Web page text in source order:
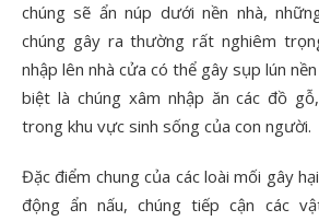
chúng sẽ ẩn núp dưới nền nhà,
chúng gây ra thường rất nghiêm
nhập lên nhà cửa có thể gây sụp lún
biệt là chúng xâm nhập ăn các đồ
trong khu vực sinh sống của con người.
Đặc điểm chung của các loài mối gây
động ẩn nấu, chúng tiếp cận các